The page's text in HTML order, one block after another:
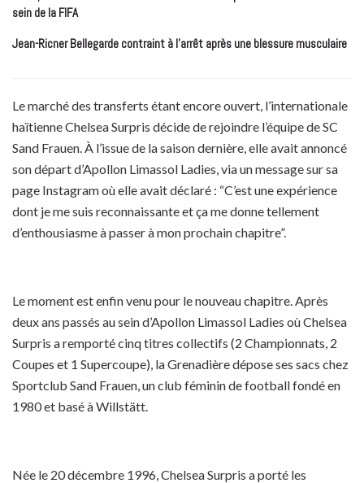
sein de la FIFA
Jean-Ricner Bellegarde contraint à l’arrêt après une blessure musculaire
Le marché des transferts étant encore ouvert, l’internationale
haïtienne Chelsea Surpris décide de rejoindre l’équipe de SC
Sand Frauen. À l’issue de la saison dernière, elle avait annoncé
son départ d’Apollon Limassol Ladies, via un message sur sa
page Instagram où elle avait déclaré : “C’est une expérience
dont je me suis reconnaissante et ça me donne tellement
d’enthousiasme à passer à mon prochain chapitre”.
Le moment est enfin venu pour le nouveau chapitre. Après
deux ans passés au sein d’Apollon Limassol Ladies où Chelsea
Surpris a remporté cinq titres collectifs (2 Championnats, 2
Coupes et 1 Supercoupe), la Grenadière dépose ses sacs chez
Sportclub Sand Frauen, un club féminin de football fondé en
1980 et basé à Willstätt.
Née le 20 décembre 1996, Chelsea Surpris a porté les